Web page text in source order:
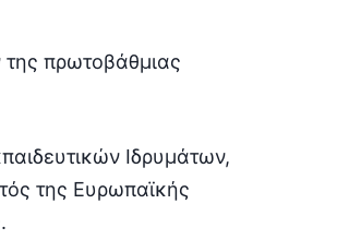
της πρωτοβάθμιας
Ιδρυμάτων,
της Ευρωπαϊκής